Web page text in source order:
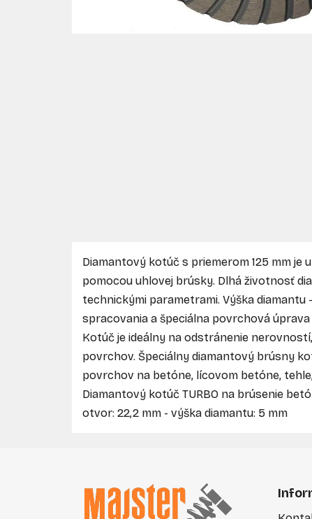
Diamantový kotúč s priemerom 125 mm
pomocou uhlovej brúsky. Dlhá životnosť
technickými parametrami. Výška
spracovania a špeciálna povrchová
Kotúč je ideálny na odstránenie
povrchov. Špeciálny diamantový brúsny
povrchov na betóne, lícovom betóne,
Diamantový kotúč TURBO na brúsenie
otvor: 22,2 mm - výška diamantu: 5 mm